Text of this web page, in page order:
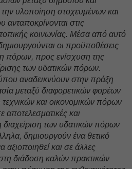
την υλοποίηση στοχευμένων και
στις
κοινωνίας. Μέσα από αυτό
οι προϋποθέσεις
πόρων, προς ενίσχυση της
των υδατικών πόρων.
αναδεικνύουν στην πράξη
μεταξύ διαφορετικών φορέων
και οικονομικών πόρων
και
διαχείριση των υδατικών πόρων
δημιουργούν ένα θετικό
και σε άλλες
διάδοση καλών πρακτικών